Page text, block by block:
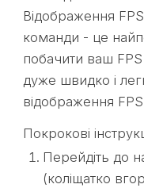
Відображення
команди - це
побачити ваш
дуже швидко і
відображення
Покрокові
Перейдіть до
(коліщатко